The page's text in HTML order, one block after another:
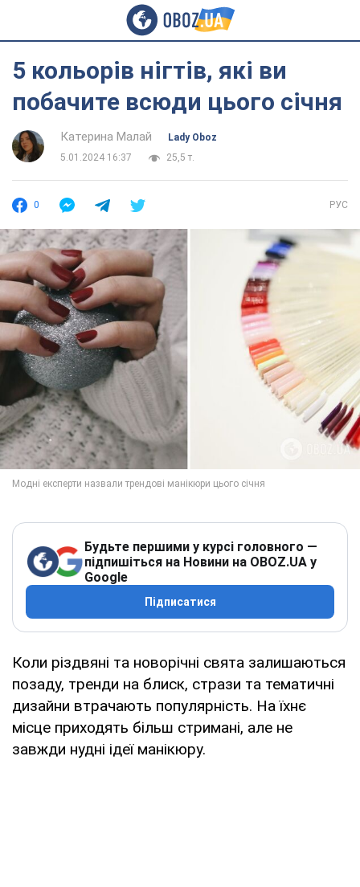
5 кольорів нігтів, які ви
побачите всюди цього січня
Катерина Малай
Lady Oboz
5.01.2024 16:37
25,5 т.
0 РУС
Будьте першими у курсі головного —
підпишіться на Новини на OBOZ.UA у
Google
Підписатися
Коли різдвяні та новорічні свята залишаються
позаду, тренди на блиск, стрази та тематичні
дизайни втрачають популярність. На їхнє
місце приходять більш стримані, але не
завжди нудні ідеї манікюру.